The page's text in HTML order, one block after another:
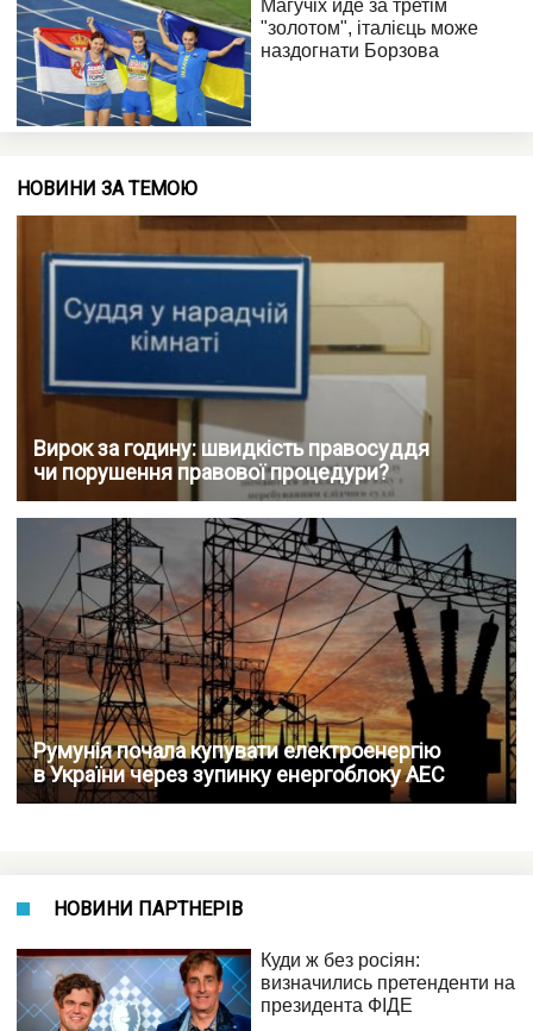
НОВИНИ ЗА ТЕМОЮ
Вирок за годину: швидкість правосуддя
чи порушення правової процедури?
Румунія почала купувати електроенергію
в України через зупинку енергоблоку АЕС
НОВИНИ ПАРТНЕРІВ